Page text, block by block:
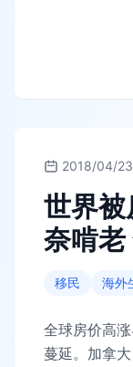
2018/04/23
世界
奈啃老
移民 海外
全球房价高
蔓延。加拿